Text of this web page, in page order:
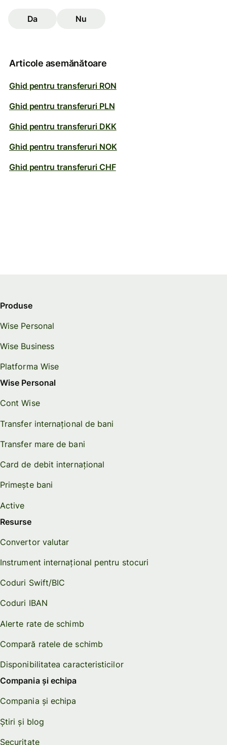
Da Nu
Articole asemănătoare
Ghid pentru transferuri RON
Ghid pentru transferuri PLN
Ghid pentru transferuri DKK
Ghid pentru transferuri NOK
Ghid pentru transferuri CHF
Produse
Wise Personal
Wise Business
Platforma Wise
Wise Personal
Cont Wise
Transfer internațional de bani
Transfer mare de bani
Card de debit internațional
Primește bani
Active
Resurse
Convertor valutar
Instrument internațional pentru stocuri
Coduri Swift/BIC
Coduri IBAN
Alerte rate de schimb
Compară ratele de schimb
Disponibilitatea caracteristicilor
Compania și echipa
Compania și echipa
Știri și blog
Securitate